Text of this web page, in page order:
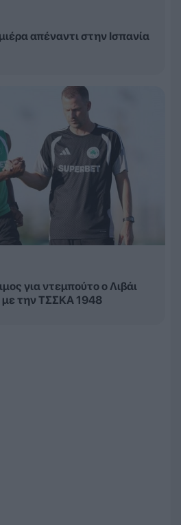
απέναντι στην Ισπανία
για ντεμπούτο ο Λιβάι
με την ΤΣΣΚΑ 1948